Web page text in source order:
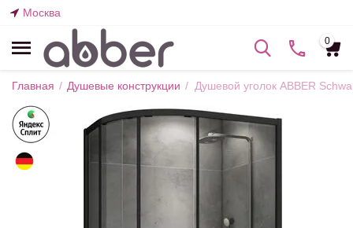
Москва
0
Главная / Душевые конструкции / Душевой уголок ABBER